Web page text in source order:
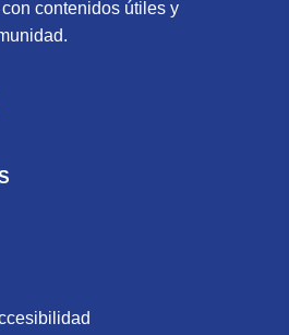
contenidos útiles y